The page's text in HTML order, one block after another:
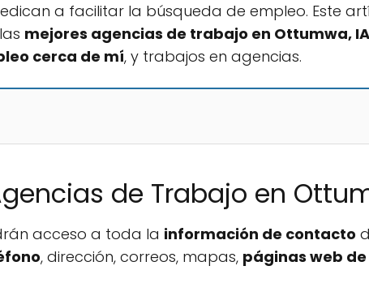
a facilitar la búsqueda de empleo. Este
mejores agencias de trabajo en Ottumwa, IA
cerca de mí, y trabajos en agencias.
de Trabajo en
acceso a toda la información de contacto
, dirección, correos, mapas, páginas web